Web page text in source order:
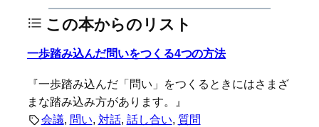
この本からのリスト
一歩踏み込んだ問いをつくる4つの方法
『一歩踏み込んだ「問い」をつくるときにはさまざ
まな踏み込み方があります。』
会議, 問い, 対話, 話し合い, 質問